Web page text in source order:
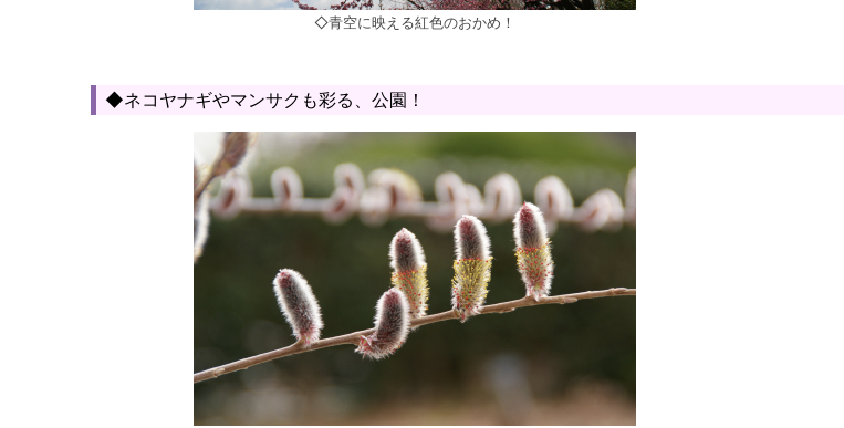
◇青空に映える紅色のおかめ！
◆ネコヤナギやマンサクも彩る、公園！